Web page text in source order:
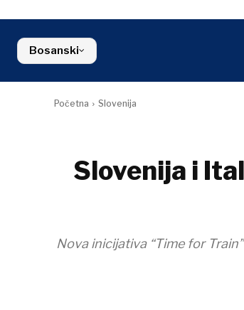
Crna Gora
Sjeverna Makedonija
Srbija
Bosanski
Početna Slovenija
Slovenija i
Nova inicijativa “Time for